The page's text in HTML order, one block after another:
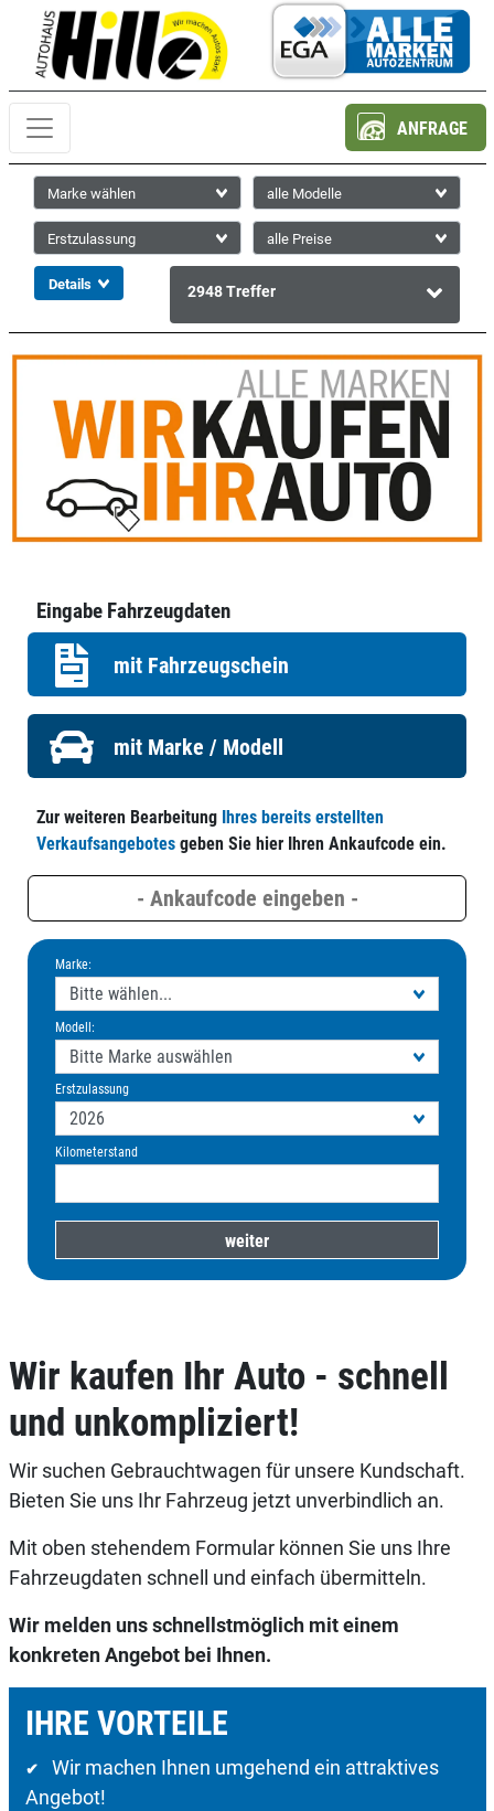
ANFRAGE
2948Treffer
Eingabe Fahrzeugdaten
mit Fahrzeugschein
mit Marke / Modell
Zur weiteren Bearbeitung Ihres bereits erstellten
Verkaufsangebotes geben Sie hier Ihren Ankaufcode ein.
Marke:
Modell:
Erstzulassung
Kilometerstand
Wir kaufen Ihr Auto - schnell
und unkompliziert!
Wir suchen Gebrauchtwagen für unsere Kundschaft.
Bieten Sie uns Ihr Fahrzeug jetzt unverbindlich an.
Mit oben stehendem Formular können Sie uns Ihre
Fahrzeugdaten schnell und einfach übermitteln.
Wir melden uns schnellstmöglich mit einem
konkreten Angebot bei Ihnen.
IHRE VORTEILE
✔ Wir machen Ihnen umgehend ein attraktives
Angebot!